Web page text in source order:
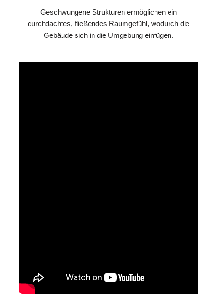
Geschwungene Strukturen ermöglichen ein
durchdachtes, fließendes Raumgefühl, wodurch die
Gebäude sich in die Umgebung einfügen.